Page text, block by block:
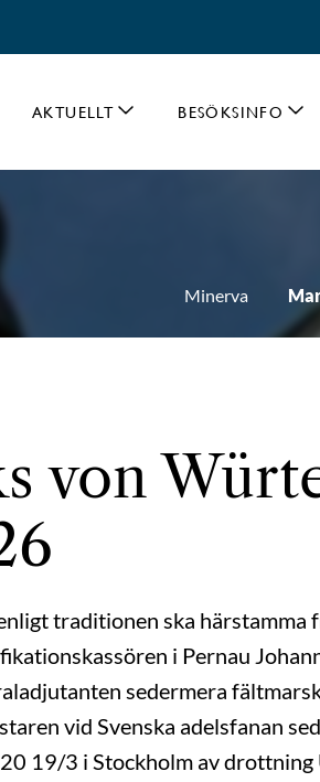
AKTUELLT BESÖKSINFO
Minerva
von
traditionen ska
i Pernau
sedermera
vid Svenska adelsfanan
19/3 i Stockholm av